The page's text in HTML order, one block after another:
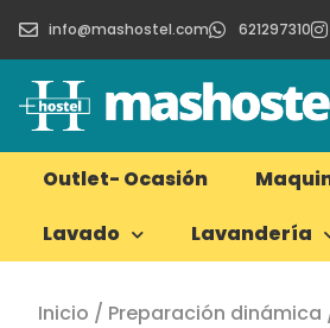
info@mashostel.com 621297310
Outlet- Ocasión
Lavado
Lavandería
Inicio / Preparación dinámica